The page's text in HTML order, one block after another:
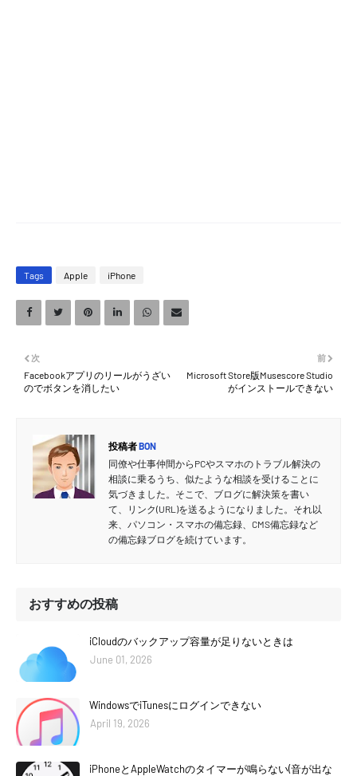
Tags Apple iPhone
前
Microsoft Store版Musescore Studio
がインストールできない
次
Facebookアプリのリールがうざい
のでボタンを消したい
投稿者BON
同僚や仕事仲間からPCやスマホのトラブル解決の
相談に乗るうち、似たような相談を受けることに
気づきました。そこで、ブログに解決策を書い
て、リンク(URL)を送るようになりました。それ以
来、パソコン・スマホの備忘録、CMS備忘録など
の備忘録ブログを続けています。
おすすめの投稿
iCloudのバックアップ容量が足りないときは
June 01, 2026
WindowsでiTunesにログインできない
April 19, 2026
iPhoneとAppleWatchのタイマーが鳴らない(音が出な